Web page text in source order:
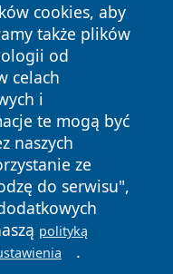
cookies, aby
także plików
od
celach
i
te mogą być
naszych
ze
do serwisu",
polityką
.
prawa
Polityka
Cookies